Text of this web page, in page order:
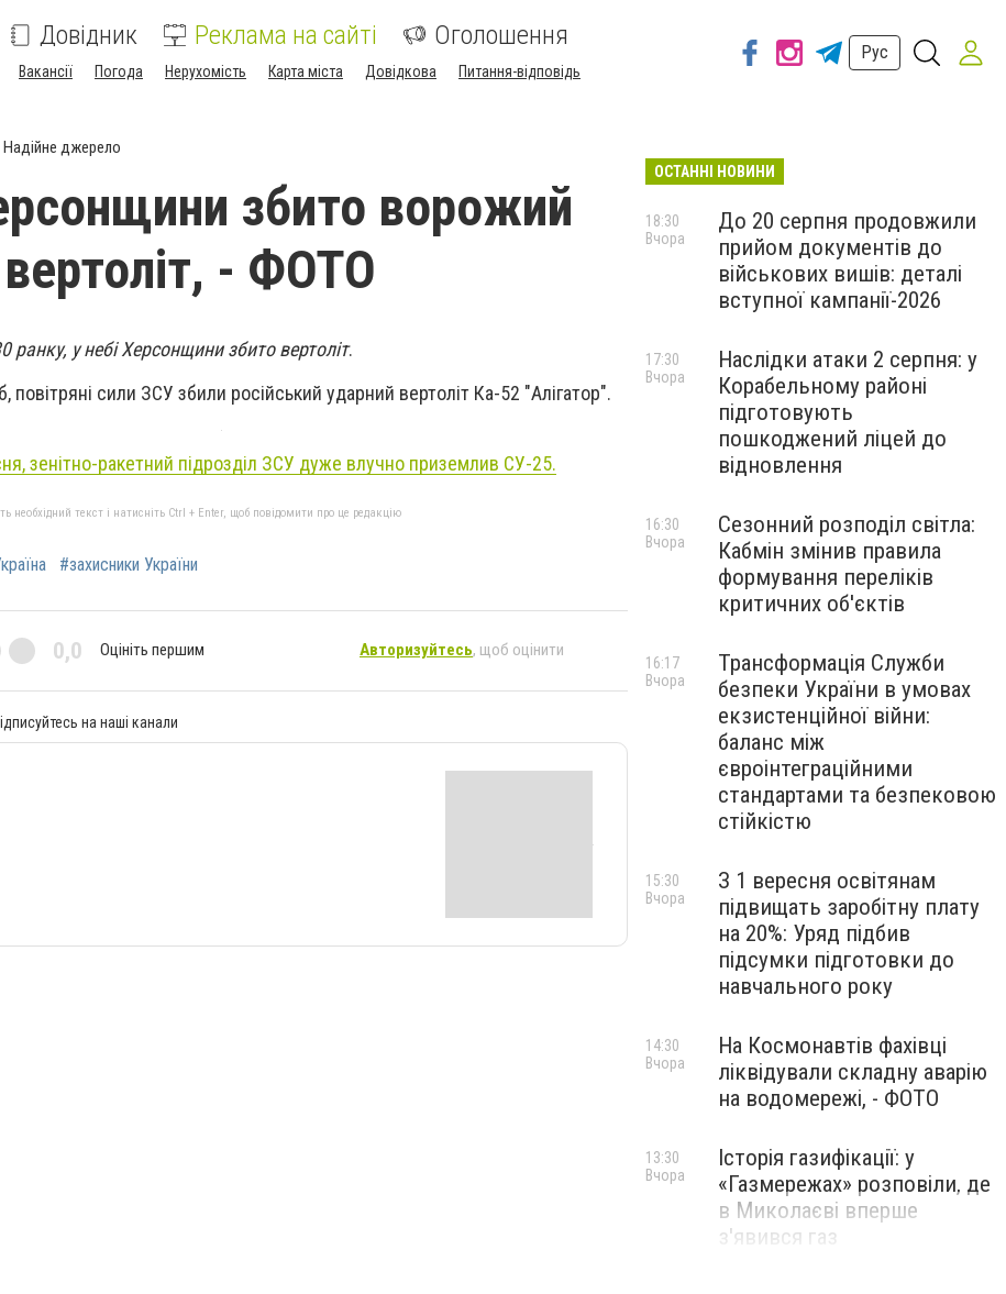
Довідник Реклама на сайті Оголошення
Вакансії Погода Нерухомість Карта міста Довідкова Питання-відповідь
Рус
Надійне джерело
збито ворожий
- ФОТО
ранку, у небі Херсонщини збито вертоліт.
повітряні сили ЗСУ збили російський ударний вертоліт Ка-52 "Алігатор".
зенітно-ракетний підрозділ ЗСУ дуже влучно приземлив СУ-25.
необхідний текст і натисніть Ctrl + Enter, щоб повідомити про це редакцію
#захисники України
0,0 Оцініть першим Авторизуйтесь, щоб оцінити
на наші канали
ОСТАННІ НОВИНИ
До 20 серпня продовжили
прийом документів до
військових вишів: деталі
вступної кампанії-2026
18:30
Вчора
Наслідки атаки 2 серпня: у
Корабельному районі
підготовують
пошкоджений ліцей до
відновлення
17:30
Вчора
Сезонний розподіл світла:
Кабмін змінив правила
формування переліків
критичних об'єктів
16:30
Вчора
Трансформація Служби
безпеки України в умовах
екзистенційної війни:
баланс між
євроінтеграційними
стандартами та безпековою
стійкістю
16:17
Вчора
З 1 вересня освітянам
підвищать заробітну плату
на 20%: Уряд підбив
підсумки підготовки до
навчального року
15:30
Вчора
На Космонавтів фахівці
ліквідували складну аварію
на водомережі, - ФОТО
14:30
Вчора
Історія газифікації: у
«Газмережах» розповіли, де
в Миколаєві вперше
з'явився газ
13:30
Вчора